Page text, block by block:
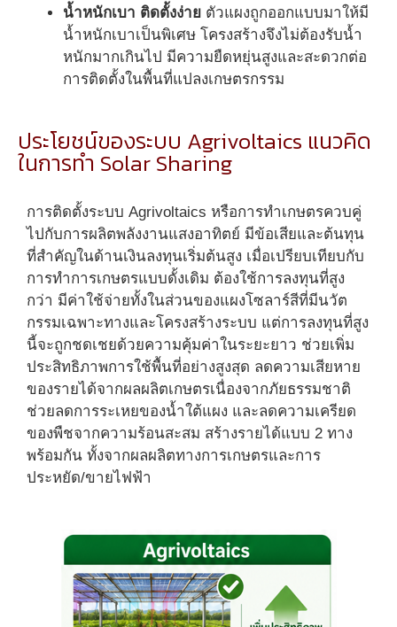
น้ำหนักเบา ติดตั้งง่าย ตัวแผงถูกออกแบบมาให้มี
น้ำหนักเบาเป็นพิเศษ โครงสร้างจึงไม่ต้องรับน้ำ
หนักมากเกินไป มีความยืดหยุ่นสูงและสะดวกต่อ
การติดตั้งในพื้นที่แปลงเกษตรกรรม
ประโยชน์ของระบบ Agrivoltaics แนวคิด
ในการทำ Solar Sharing
การติดตั้งระบบ Agrivoltaics หรือการทำเกษตรควบคู่
ไปกับการผลิตพลังงานแสงอาทิตย์ มีข้อเสียและต้นทุน
ที่สำคัญในด้านเงินลงทุนเริ่มต้นสูง เมื่อเปรียบเทียบกับ
การทำการเกษตรแบบดั้งเดิม ต้องใช้การลงทุนที่สูง
กว่า มีค่าใช้จ่ายทั้งในส่วนของแผงโซลาร์สีที่มีนวัต
กรรมเฉพาะทางและโครงสร้างระบบ แต่การลงทุนที่สูง
นี้จะถูกชดเชยด้วยความคุ้มค่าในระยะยาว ช่วยเพิ่ม
ประสิทธิภาพการใช้พื้นที่อย่างสูงสุด ลดความเสียหาย
ของรายได้จากผลผลิตเกษตรเนื่องจากภัยธรรมชาติ
ช่วยลดการระเหยของน้ำใต้แผง และลดความเครียด
ของพืชจากความร้อนสะสม สร้างรายได้แบบ 2 ทาง
พร้อมกัน ทั้งจากผลผลิตทางการเกษตรและการ
ประหยัด/ขายไฟฟ้า